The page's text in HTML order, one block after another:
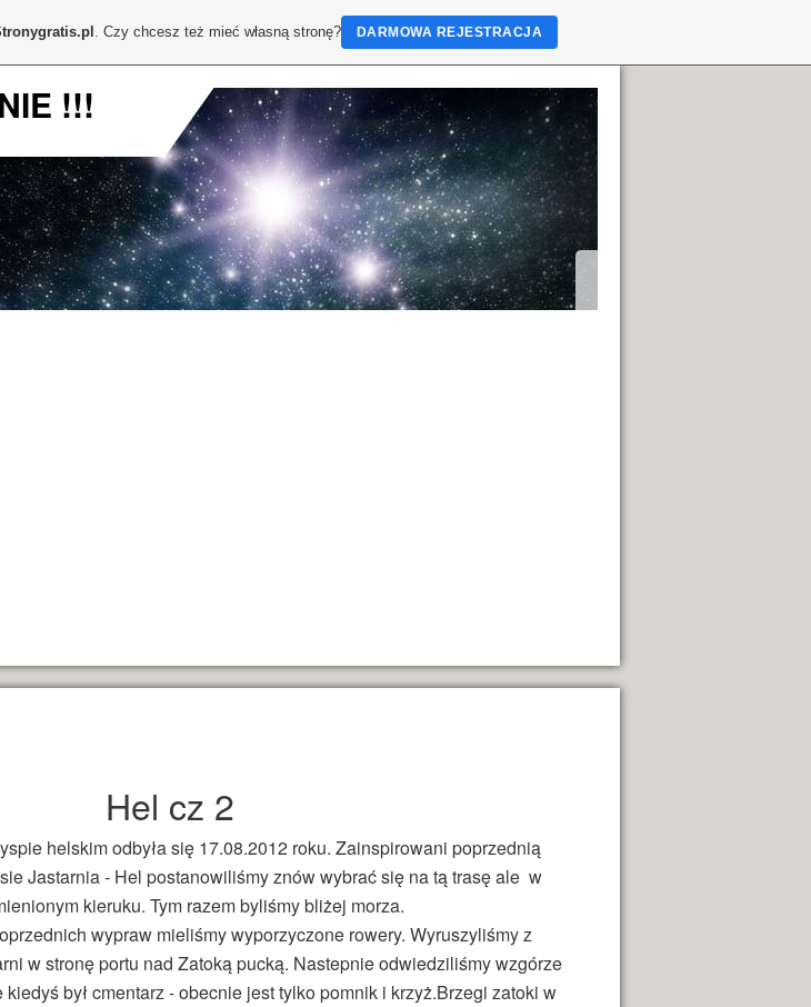
!!!
Hel cz 2
helskim odbyła się 17.08.2012 roku. Zainspirowani poprzednią
Jastarnia - Hel postanowiliśmy znów wybrać się na tą trasę ale w
kieruku. Tym razem byliśmy bliżej morza.
wypraw mieliśmy wyporzyczone rowery. Wyruszyliśmy z
w stronę portu nad Zatoką pucką. Nastepnie odwiedziliśmy wzgórze
był cmentarz - obecnie jest tylko pomnik i krzyż.Brzegi zatoki w
. Czy chcesz też mieć własną stronę? DARMOWA REJESTRACJA